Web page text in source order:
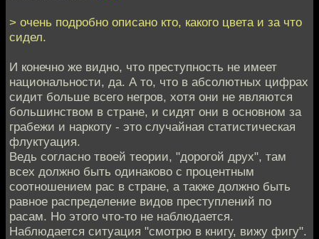
> очень подробно описано кто, какого цвета и за что
сидел.
И конечно же видно, что преступность не имеет
национальности, да. А то, что в абсолютных цифрах
сидит больше всего негров, хотя они не являются
большинством в стране, и сидят они в основном за
грабежи и наркоту - это случайная статистическая
флуктуация.
Ведь согласно твоей теории, "дорогой друх", там
всех должно быть одинаково с процентным
соотношением рас в стране, а также должно быть
равное распределение видов преступлений по
расам. Но этого что-то не наблюдается.
Наблюдается ситуация "смотрю в книгу, вижу фигу".